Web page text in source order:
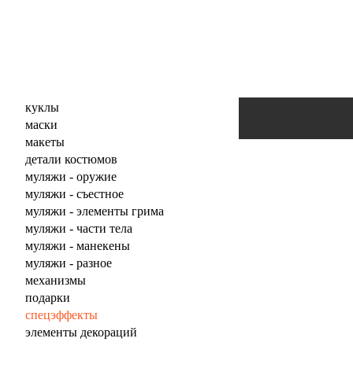
куклы
маски
макеты
детали костюмов
муляжи - оружие
муляжи - съестное
муляжи - элементы грима
муляжи - части тела
муляжи - манекены
муляжи - разное
механизмы
подарки
спецэффекты
элементы декораций